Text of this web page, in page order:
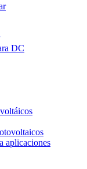
DC
aplicaciones